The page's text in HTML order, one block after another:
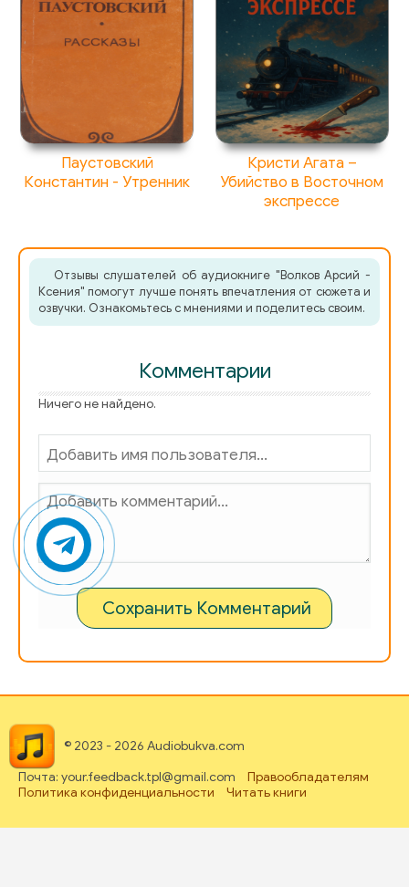
Паустовский
Константин - Утренник
Кристи Агата –
Убийство в Восточном
экспрессе
Отзывы слушателей об аудиокниге "Волков Арсий -
Ксения" помогут лучше понять впечатления от сюжета и
озвучки. Ознакомьтесь с мнениями и поделитесь своим.
Комментарии
Ничего не найдено.
Сохранить Комментарий
© 2023 - 2026 Audiobukva.com
Почта: your.feedback.tpl@gmail.com
Правообладателям
Политика конфиденциальности
Читать книги